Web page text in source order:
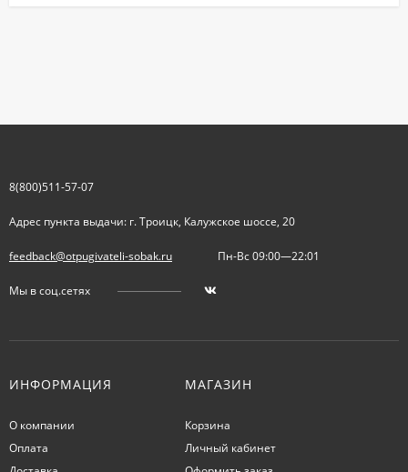
8(800)511-57-07
Адрес пункта выдачи: г. Троицк, Калужское шоссе, 20
feedback@otpugivateli-sobak.ru Пн-Вс 09:00—22:01
Мы в соц.сетях
ИНФОРМАЦИЯ
О компании
Оплата
МАГАЗИН
Корзина
Личный кабинет